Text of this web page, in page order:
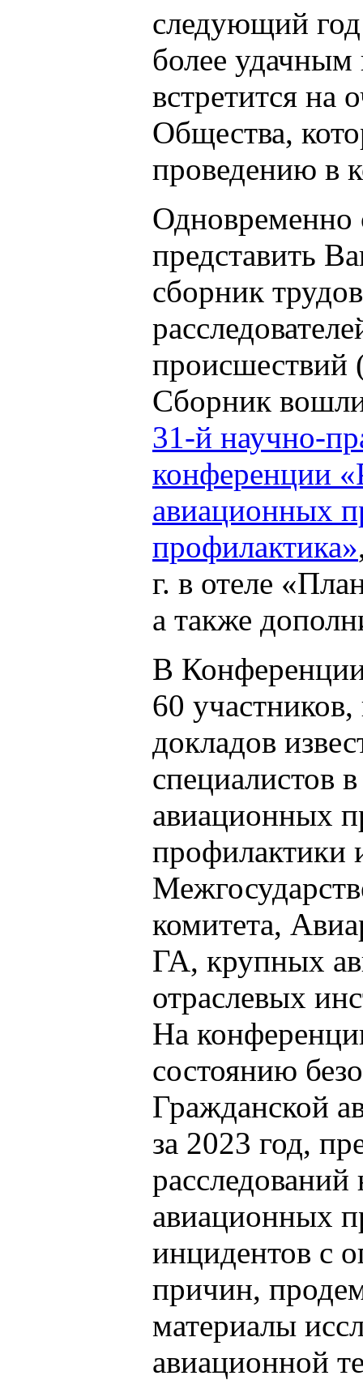
следующий год
более удачным
встретится на
Общества,
проведению в
представить
сборник
Сборник
31-й научно-
конференции
авиационных
профилактика»
г. в отеле
а также
В
60
докладов
специалистов
авиационных
профилактики
комитета,
ГА, крупных
отраслевых
На
состоянию
Гражданской
за 2023 год,
авиационных
инцидентов с
причин,
материалы
авиационной